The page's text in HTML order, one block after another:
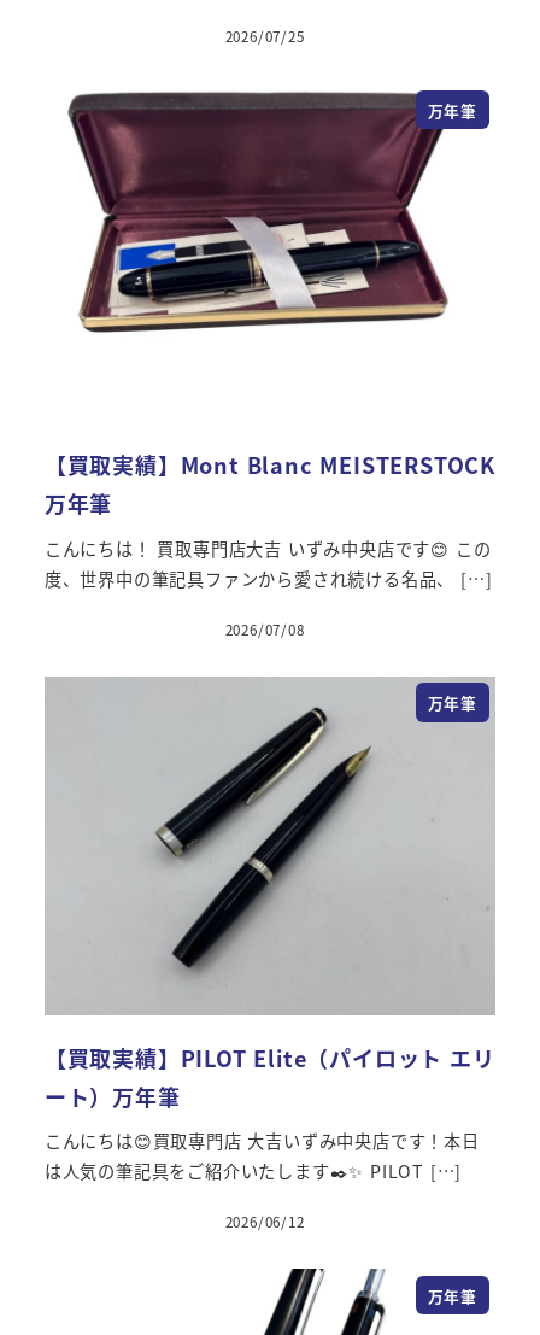
2026/07/25
万年筆
【買取実績】Mont Blanc MEISTERSTOCK
万年筆
こんにちは！ 買取専門店大吉 いずみ中央店です😊 この
度、世界中の筆記具ファンから愛され続ける名品、 […]
2026/07/08
万年筆
【買取実績】PILOT Elite（パイロット エリ
ート）万年筆
こんにちは😊買取専門店 大吉いずみ中央店です！本日
は人気の筆記具をご紹介いたします✒️✨ PILOT […]
2026/06/12
万年筆